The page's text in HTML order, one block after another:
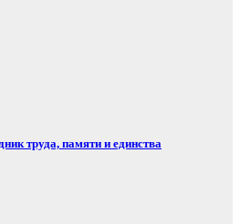
труда, памяти и единства